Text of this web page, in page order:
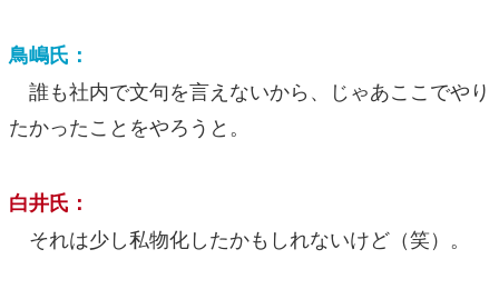
鳥嶋氏：
誰も社内で文句を言えないから、じゃあここでやり
たかったことをやろうと。
白井氏：
それは少し私物化したかもしれないけど（笑）。